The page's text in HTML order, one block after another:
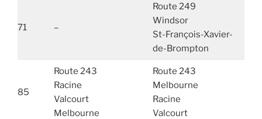
71 –
Route 249
Windsor
St-François-Xavier-
de-Brompton
85
Route 243
Racine
Valcourt
Melbourne
Route 243
Melbourne
Racine
Valcourt